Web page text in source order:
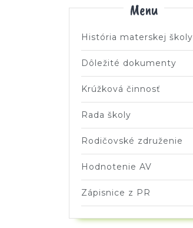
Menu
História materskej školy
Dôležité dokumenty
Krúžková činnosť
Rada školy
Rodičovské združenie
Hodnotenie AV
Zápisnice z PR